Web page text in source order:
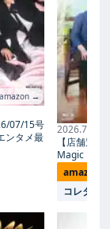
amazon →
07/15号
ンタメ最
2026.7.27
【店舗別
Magic
amazon
コレタメ